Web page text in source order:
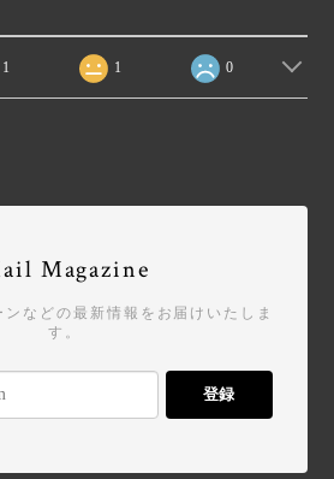
1 1 0
Magazine
などの最新情報をお届けいたしま
す。
登録